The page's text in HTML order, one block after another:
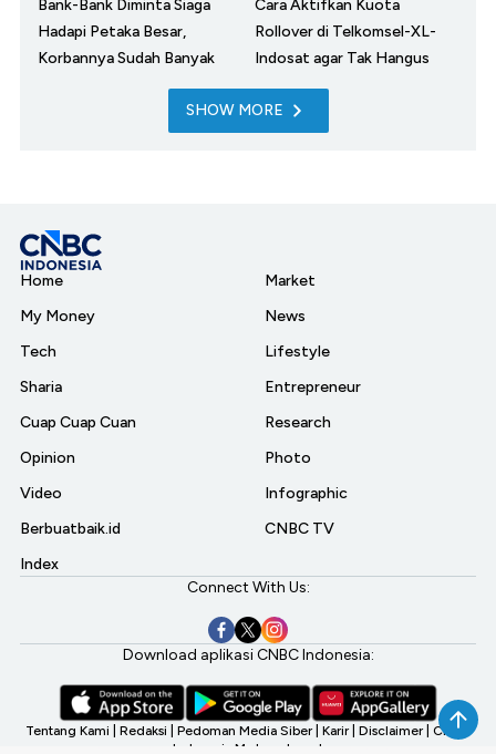
Bank-Bank Diminta Siaga
Hadapi Petaka Besar,
Korbannya Sudah Banyak
Cara Aktifkan Kuota
Rollover di Telkomsel-XL-
Indosat agar Tak Hangus
SHOW MORE
Home
My Money
Tech
Sharia
Cuap Cuap Cuan
Opinion
Video
Berbuatbaik.id
Index
Market
News
Lifestyle
Entrepreneur
Research
Photo
Infographic
CNBC TV
Connect With Us:
Download aplikasi CNBC Indonesia:
Tentang Kami Redaksi Pedoman Media Siber Karir Disclaimer CNBC
Indonesia My Investment